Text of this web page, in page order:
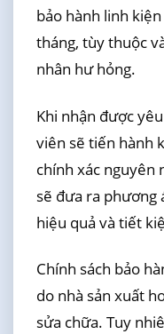
bảo hành linh
tháng, tùy thuộc
nhân hư hỏng.
Khi nhận được
viên sẽ tiến hành
chính xác nguyên
sẽ đưa ra phương
hiệu quả và tiết
Chính sách bảo
do nhà sản xuất
sửa chữa. Tuy